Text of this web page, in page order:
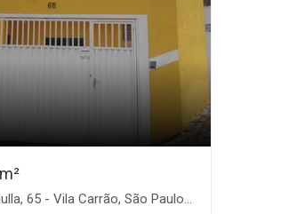
65 - Vila Carrão, São Paulo-SP